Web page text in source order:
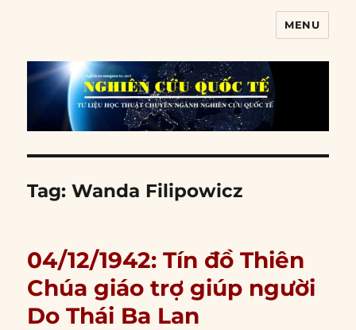
MENU
Tag:Wanda Filipowicz
04/12/1942: Tín đồ Thiên
Chúa giáo trợ giúp người
Do Thái Ba Lan